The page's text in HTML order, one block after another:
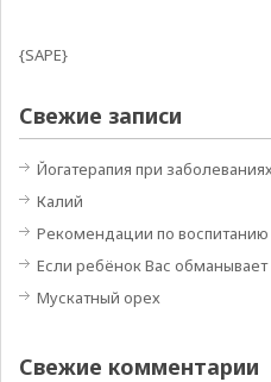
{SAPE}
Свежие записи
Йогатерапия при
Калий
Рекомендации по
Если ребёнок Вас обманывает
Мускатный орех
Свежие комментарии